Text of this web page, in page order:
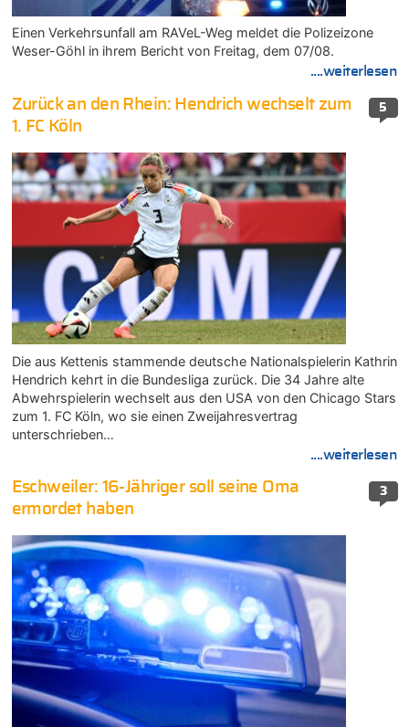
Einen Verkehrsunfall am RAVeL-Weg meldet die Polizeizone
Weser-Göhl in ihrem Bericht von Freitag, dem 07/08.
....weiterlesen
5
Zurück an den Rhein: Hendrich wechselt zum
1. FC Köln
Die aus Kettenis stammende deutsche Nationalspielerin Kathrin
Hendrich kehrt in die Bundesliga zurück. Die 34 Jahre alte
Abwehrspielerin wechselt aus den USA von den Chicago Stars
zum 1. FC Köln, wo sie einen Zweijahresvertrag
unterschrieben…
....weiterlesen
3
Eschweiler: 16-Jähriger soll seine Oma
ermordet haben